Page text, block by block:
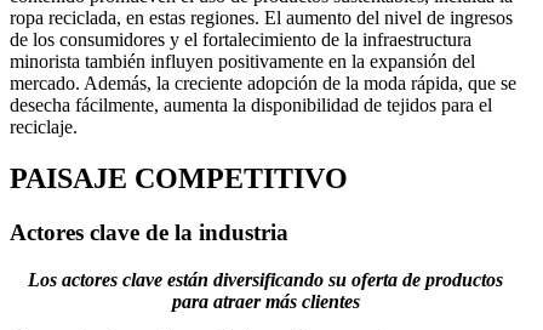
ropa reciclada, en estas regiones. El aumento del nivel de ingresos
de los consumidores y el fortalecimiento de la infraestructura
minorista también influyen positivamente en la expansión del
mercado. Además, la creciente adopción de la moda rápida, que se
desecha fácilmente, aumenta la disponibilidad de tejidos para el
reciclaje.
PAISAJE COMPETITIVO
Actores clave de la industria
Los actores clave están diversificando su oferta de productos
para atraer más clientes